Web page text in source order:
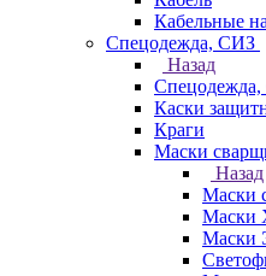
Кабельные
Спецодежда, СИЗ
Назад
Каски
Краги
Маски
Назад
Маски
Маски
Маски